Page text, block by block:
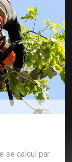
se calcul par